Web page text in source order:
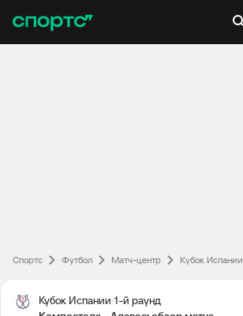
Спортс Футбол Матч-центр Кубок Испании
Кубок Испании 1-й раунд